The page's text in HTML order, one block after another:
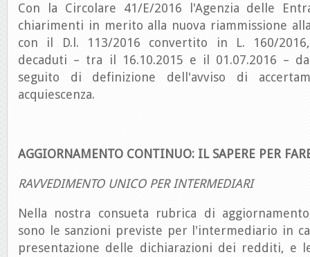
Con la Circolare 41/E/2016 l'Agenzia delle
chiarimenti in merito alla nuova riammissione
con il D.l. 113/2016 convertito in L. 160/
decaduti – tra il 16.10.2015 e il 01.07.2016 –
seguito di definizione dell'avviso di
acquiescenza.
AGGIORNAMENTO CONTINUO: IL SAPERE PER
RAVVEDIMENTO UNICO PER INTERMEDIARI
Nella nostra consueta rubrica di
sono le sanzioni previste per l'intermediario in
presentazione delle dichiarazioni dei redditi, e